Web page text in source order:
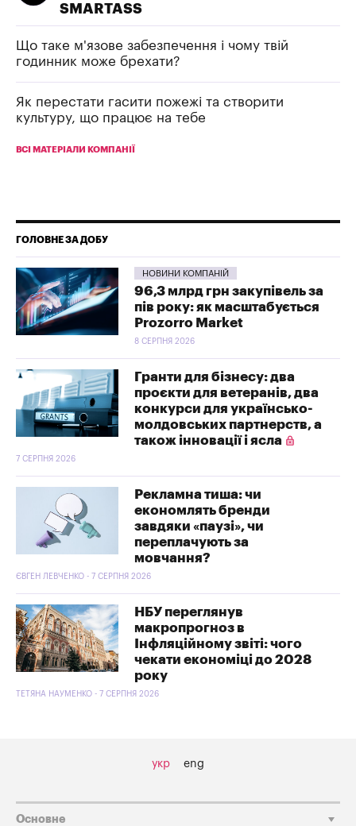
SMARTASS
Що таке м'язове забезпечення і чому твій
годинник може брехати?
Як перестати гасити пожежі та створити
культуру, що працює на тебе
ВСІ МАТЕРІАЛИ КОМПАНІЇ
ГОЛОВНЕ ЗА ДОБУ
НОВИНИ КОМПАНІЙ
96,3 млрд грн закупівель за
пів року: як масштабується
Prozorro Market
8 СЕРПНЯ 2026
Гранти для бізнесу: два
проєкти для ветеранів, два
конкурси для українсько-
молдовських партнерств, а
також інновації і ясла
7 СЕРПНЯ 2026
Рекламна тиша: чи
економлять бренди
завдяки «паузі», чи
переплачують за
мовчання?
ЄВГЕН ЛЕВЧЕНКО - 7 СЕРПНЯ 2026
НБУ переглянув
макропрогноз в
Інфляційному звіті: чого
чекати економіці до 2028
року
ТЕТЯНА НАУМЕНКО - 7 СЕРПНЯ 2026
укр eng
Основне